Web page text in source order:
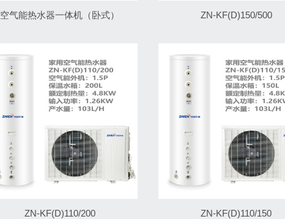
空气能热水器一体机（卧式） ZN-KF(D)150/500
ZN-KF(D)110/200 ZN-KF(D)110/150